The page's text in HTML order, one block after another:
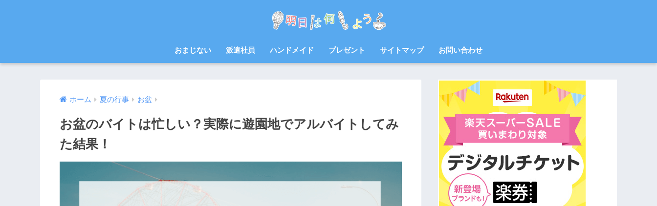
おまじない 派遣社員 ハンドメイド プレゼント サイトマップ お問い合わせ
ホーム 夏の行事 お盆
お盆のバイトは忙しい？実際に遊園地でアルバイトしてみ
た結果！